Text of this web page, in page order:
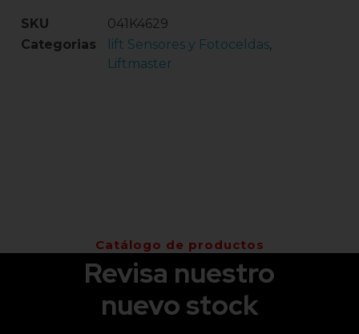
SKU
041K4629
Categorias
lift Sensores y Fotoceldas,
Liftmaster
Catálogo de productos
Revisa nuestro
nuevo stock